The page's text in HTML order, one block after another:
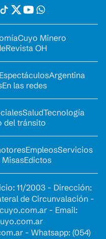
Cuyo Minero
Revista OH
EspectáculosArgentina
En las redes
SaludTecnología
del tránsito
EmpleosServicios
MisasEdictos
11/2003 - Dirección:
de Circunvalación -
- Email:
- Whatsapp: (054)